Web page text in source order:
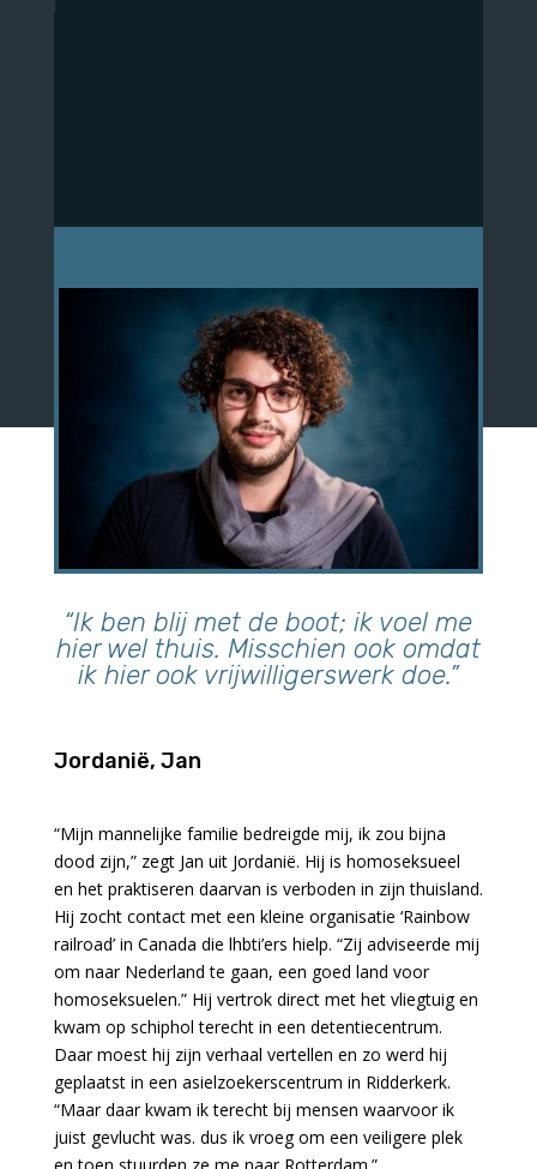
“Ik ben blij met de boot; ik voel me
hier wel thuis. Misschien ook omdat
ik hier ook vrijwilligerswerk doe.”
Jordanië, Jan
“Mijn mannelijke familie bedreigde mij, ik zou bijna
dood zijn,” zegt Jan uit Jordanië. Hij is homoseksueel
en het praktiseren daarvan is verboden in zijn thuisland.
Hij zocht contact met een kleine organisatie ‘Rainbow
railroad’ in Canada die lhbti’ers hielp. “Zij adviseerde mij
om naar Nederland te gaan, een goed land voor
homoseksuelen.” Hij vertrok direct met het vliegtuig en
kwam op schiphol terecht in een detentiecentrum.
Daar moest hij zijn verhaal vertellen en zo werd hij
geplaatst in een asielzoekerscentrum in Ridderkerk.
“Maar daar kwam ik terecht bij mensen waarvoor ik
juist gevlucht was. dus ik vroeg om een veiligere plek
en toen stuurden ze me naar Rotterdam.”